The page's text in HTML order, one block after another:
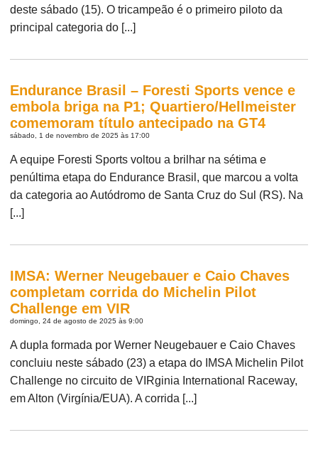
deste sábado (15). O tricampeão é o primeiro piloto da
principal categoria do [...]
Endurance Brasil – Foresti Sports vence e
embola briga na P1; Quartiero/Hellmeister
comemoram título antecipado na GT4
sábado, 1 de novembro de 2025 às 17:00
A equipe Foresti Sports voltou a brilhar na sétima e
penúltima etapa do Endurance Brasil, que marcou a volta
da categoria ao Autódromo de Santa Cruz do Sul (RS). Na
[...]
IMSA: Werner Neugebauer e Caio Chaves
completam corrida do Michelin Pilot
Challenge em VIR
domingo, 24 de agosto de 2025 às 9:00
A dupla formada por Werner Neugebauer e Caio Chaves
concluiu neste sábado (23) a etapa do IMSA Michelin Pilot
Challenge no circuito de VIRginia International Raceway,
em Alton (Virgínia/EUA). A corrida [...]